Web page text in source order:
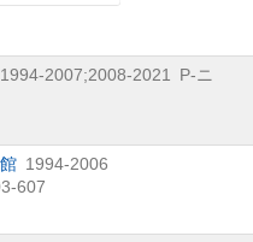
1994-2007;2008-2021 P-ニ
1994-2006
607